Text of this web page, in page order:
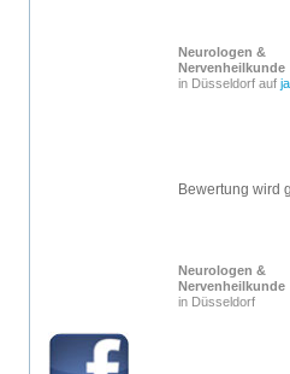
Neurologen &
Nervenheilkunde
in Düsseldorf auf
Bewertung wird
Neurologen &
Nervenheilkunde
in Düsseldorf